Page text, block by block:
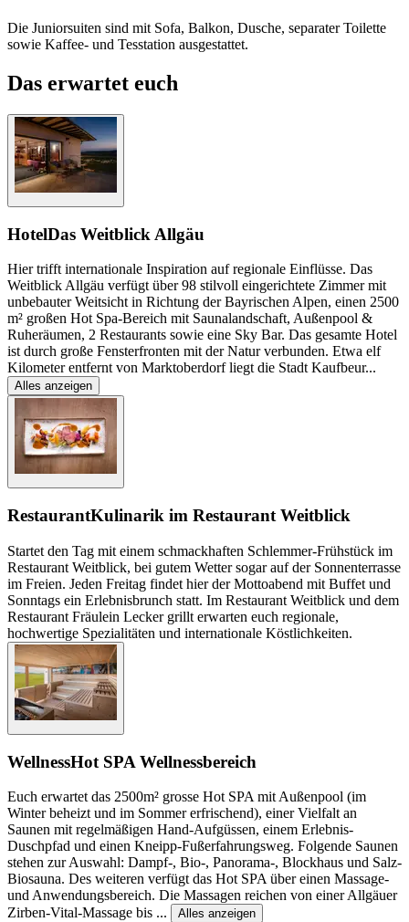
Die Juniorsuiten sind mit Sofa, Balkon, Dusche, separater Toilette
sowie Kaffee- und Tesstation ausgestattet.
Das erwartet euch
HotelDas Weitblick Allgäu
Hier trifft internationale Inspiration auf regionale Einflüsse. Das
Weitblick Allgäu verfügt über 98 stilvoll eingerichtete Zimmer mit
unbebauter Weitsicht in Richtung der Bayrischen Alpen, einen 2500
m² großen Hot Spa-Bereich mit Saunalandschaft, Außenpool &
Ruheräumen, 2 Restaurants sowie eine Sky Bar. Das gesamte Hotel
ist durch große Fensterfronten mit der Natur verbunden. Etwa elf
Kilometer entfernt von Marktoberdorf liegt die Stadt Kaufbeur...
Alles anzeigen
RestaurantKulinarik im Restaurant Weitblick
Startet den Tag mit einem schmackhaften Schlemmer-Frühstück im
Restaurant Weitblick, bei gutem Wetter sogar auf der Sonnenterrasse
im Freien. Jeden Freitag findet hier der Mottoabend mit Buffet und
Sonntags ein Erlebnisbrunch statt. Im Restaurant Weitblick und dem
Restaurant Fräulein Lecker grillt erwarten euch regionale,
hochwertige Spezialitäten und internationale Köstlichkeiten.
WellnessHot SPA Wellnessbereich
Euch erwartet das 2500m² grosse Hot SPA mit Außenpool (im
Winter beheizt und im Sommer erfrischend), einer Vielfalt an
Saunen mit regelmäßigen Hand-Aufgüssen, einem Erlebnis-
Duschpfad und einen Kneipp-Fußerfahrungsweg. Folgende Saunen
stehen zur Auswahl: Dampf-, Bio-, Panorama-, Blockhaus und Salz-
Biosauna. Des weiteren verfügt das Hot SPA über einen Massage-
und Anwendungsbereich. Die Massagen reichen von einer Allgäuer
Zirben-Vital-Massage bis ... Alles anzeigen